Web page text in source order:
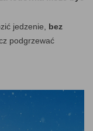
jedzenie, bez
podgrzewać